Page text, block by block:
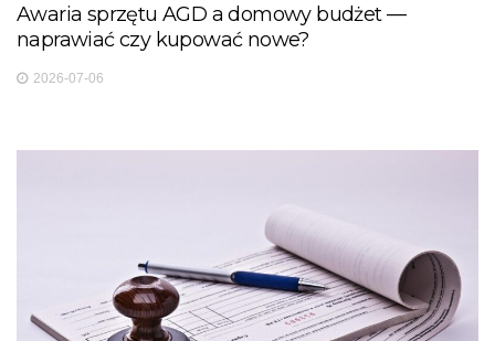
Awaria sprzętu AGD a domowy budżet —
naprawiać czy kupować nowe?
2026-07-06